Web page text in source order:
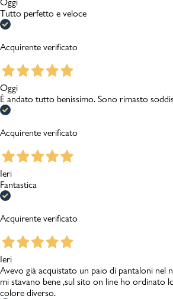
Tutto perfetto e veloce
Acquirente verificato
Oggi
È andato tutto benissimo. Sono rimasto
Acquirente verificato
Ieri
Fantastica
Acquirente verificato
Ieri
Avevo già acquistato un paio di pantaloni nel
mi stavano bene ,sul sito on line ho ordinato
colore diverso.